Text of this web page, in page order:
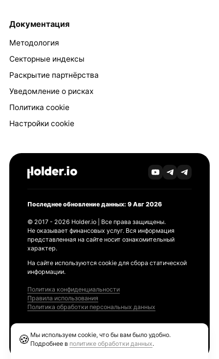
Документация
Методология
Секторные индексы
Раскрытие партнёрства
Уведомление о рисках
Политика cookie
Настройки cookie
Последнее обновление данных: 9 Авг 2026
© 2017 - 2026 Holder.io | Все права защищены.
Не оказывает финансовых услуг. Вся информация
представленная на сайте носит ознакомительный
характер.
На сайте используются cookie для сбора статической
информации.
Политика конфиденциальности
Правила использования
Политика обработки персональных данных
🍪 Мы используем cookie, что бы вам было удобно.
Подробнее в политике обработки данных.
Ethereum GAS Tracker